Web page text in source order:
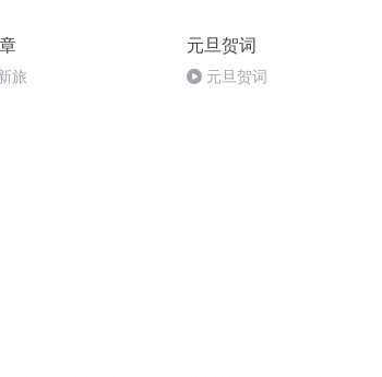
旅
元旦贺词
元旦贺词